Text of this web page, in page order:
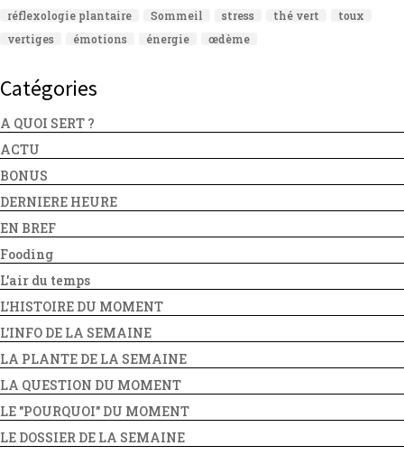
réflexologie plantaire
Sommeil stress thé vert
toux
vertiges
émotions énergie œdème
Catégories
A QUOI SERT ?
ACTU
BONUS
DERNIERE HEURE
EN BREF
Fooding
L'air du temps
L'HISTOIRE DU MOMENT
L'INFO DE LA SEMAINE
LA PLANTE DE LA SEMAINE
LA QUESTION DU MOMENT
LE "POURQUOI" DU MOMENT
LE DOSSIER DE LA SEMAINE